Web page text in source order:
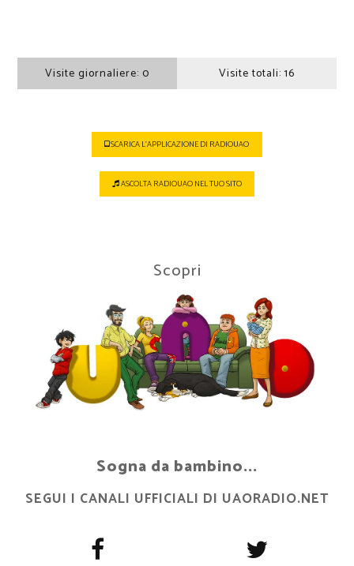
Visite giornaliere: 0 Visite totali: 16
SCARICA L'APPLICAZIONE DI RADIOUAO
ASCOLTA RADIOUAO NEL TUO SITO
Scopri
Sogna da bambino...
SEGUI I CANALI UFFICIALI DI UAORADIO.NET